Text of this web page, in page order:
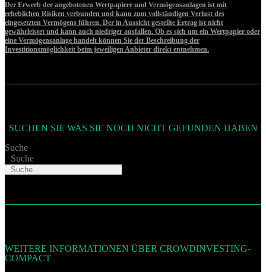
Der Erwerb der angebotenen Wertpapiere und Vermögensanlagen ist mit
erheblichen Risiken verbunden und kann zum vollständigen Verlust des
eingesetzten Vermögens führen. Der in Aussicht gestellte Ertrag ist nicht
gewährleistet und kann auch niedriger ausfallen. Ob es sich um ein Wertpapier oder
eine Vermögensanlage handelt können Sie der Beschreibung der
Investitionsmöglichkeit beim jeweiligen Anbieter direkt entnehmen.
SUCHEN SIE WAS SIE NOCH NICHT GEFUNDEN HABEN
Suche
Suche
WEITERE INFORMATIONEN ÜBER CROWDINVESTING-
COMPACT